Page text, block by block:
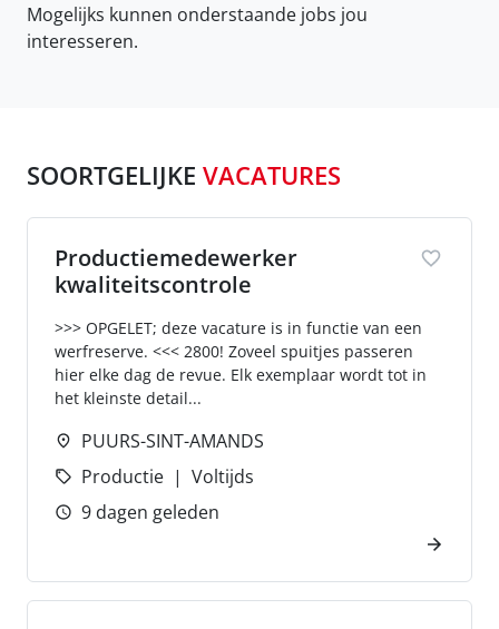
Mogelijks kunnen onderstaande jobs jou
interesseren.
SOORTGELIJKE VACATURES
Productiemedewerker
kwaliteitscontrole
>>> OPGELET; deze vacature is in functie van een
werfreserve. <<< 2800! Zoveel spuitjes passeren
hier elke dag de revue. Elk exemplaar wordt tot in
het kleinste detail...
PUURS-SINT-AMANDS
Productie
Voltijds
9 dagen geleden